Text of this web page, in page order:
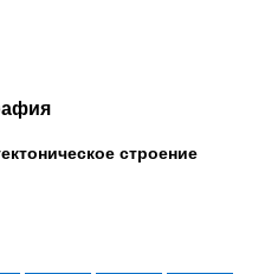
строение